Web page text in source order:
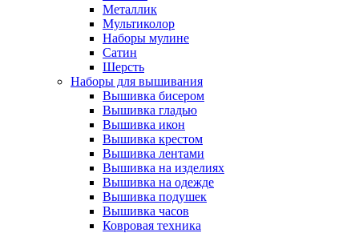
Металлик
Мультиколор
Наборы мулине
Сатин
Шерсть
Наборы для вышивания
Вышивка бисером
Вышивка гладью
Вышивка икон
Вышивка крестом
Вышивка лентами
Вышивка на изделиях
Вышивка на одежде
Вышивка подушек
Вышивка часов
Ковровая техника